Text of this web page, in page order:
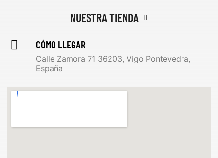
NUESTRA TIENDA
CÓMO LLEGAR
Calle Zamora 71 36203, Vigo Pontevedra,
España